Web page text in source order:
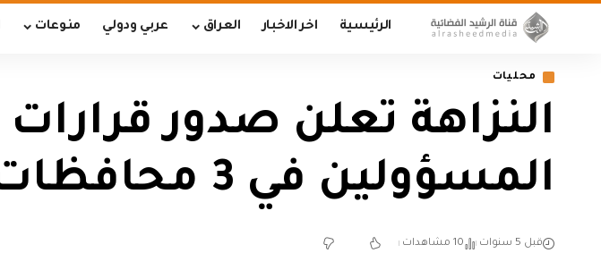
الرئيسية اخر الاخبار العراق عربي ودولي منوعات
محليات
النزاهة تعلن صدور
المسؤولين في 3 محافظات
قبل 5 سنوات 10 مشاهدات